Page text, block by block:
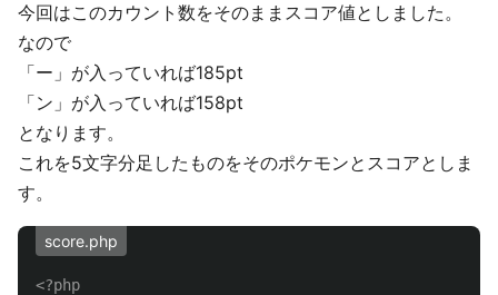
今回はこのカウント数をそのままスコア値としました。
なので
「ー」が入っていれば185pt
「ン」が入っていれば158pt
となります。
これを5文字分足したものをそのポケモンとスコアとしま
す。
score.php
<?php